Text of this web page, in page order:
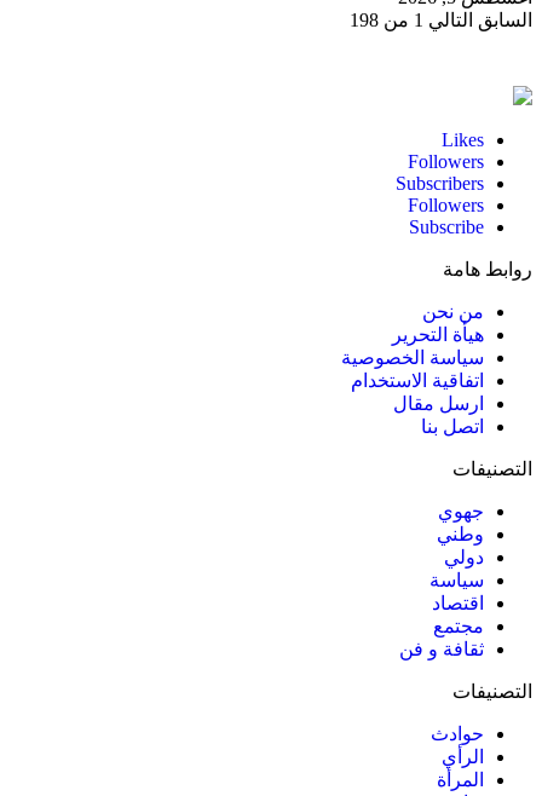
السابق التالي 1 من 198
Likes
Followers
Subscribers
Followers
Subscribe
روابط هامة
من نحن
هيأة التحرير
سياسة الخصوصية
اتفاقية الاستخدام
ارسل مقال
اتصل بنا
التصنيفات
جهوي
وطني
دولي
سياسة
اقتصاد
مجتمع
ثقافة و فن
التصنيفات
حوادث
الرأي
المرأة